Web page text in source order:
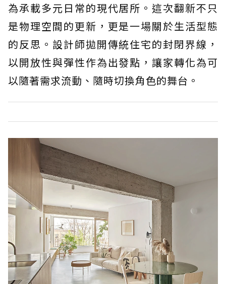
為承載多元日常的現代居所。這次翻新不只
是物理空間的更新，更是一場關於生活型態
的反思。設計師拋開傳統住宅的封閉界線，
以開放性與彈性作為出發點，讓家轉化為可
以隨著需求流動、隨時切換角色的舞台。